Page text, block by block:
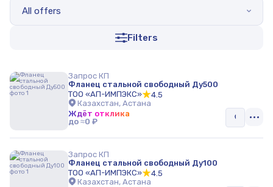
All offers
Filters
Запрос КП
Фланец стальной свободный Ду500
ТОО «АП-ИМПЭКС»
4.5
Казахстан, Астана
Ждёт отклика
до ≈0 ₽
Запрос КП
Фланец стальной свободный Ду100
ТОО «АП-ИМПЭКС»
4.5
Казахстан, Астана